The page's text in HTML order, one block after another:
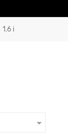
1.6 i
